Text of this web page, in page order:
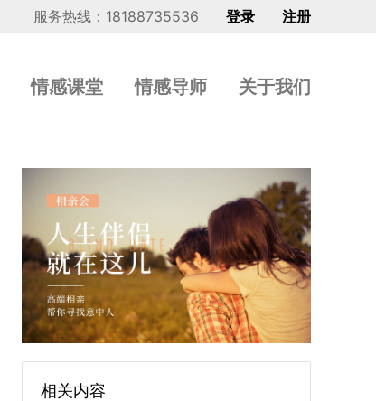
服务热线：18188735536 登录 注册
情感课堂 情感导师 关于我们
相关内容